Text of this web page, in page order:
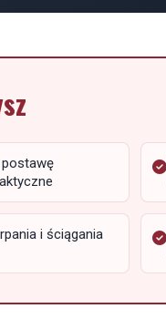
i ściągania